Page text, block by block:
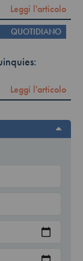
Leggi l'articolo
QUOTIDIANO
Leggi l'articolo